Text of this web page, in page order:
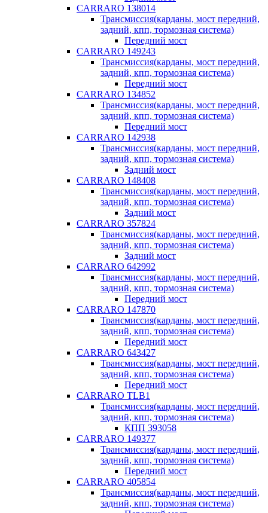
CARRARO 138014
Трансмиссия(карданы, мост передний,
задний, кпп, тормозная система)
Передний мост
CARRARO 149243
Трансмиссия(карданы, мост передний,
задний, кпп, тормозная система)
Передний мост
CARRARO 134852
Трансмиссия(карданы, мост передний,
задний, кпп, тормозная система)
Передний мост
CARRARO 142938
Трансмиссия(карданы, мост передний,
задний, кпп, тормозная система)
Задний мост
CARRARO 148408
Трансмиссия(карданы, мост передний,
задний, кпп, тормозная система)
Задний мост
CARRARO 357824
Трансмиссия(карданы, мост передний,
задний, кпп, тормозная система)
Задний мост
CARRARO 642992
Трансмиссия(карданы, мост передний,
задний, кпп, тормозная система)
Передний мост
CARRARO 147870
Трансмиссия(карданы, мост передний,
задний, кпп, тормозная система)
Передний мост
CARRARO 643427
Трансмиссия(карданы, мост передний,
задний, кпп, тормозная система)
Передний мост
CARRARO TLB1
Трансмиссия(карданы, мост передний,
задний, кпп, тормозная система)
КПП 393058
CARRARO 149377
Трансмиссия(карданы, мост передний,
задний, кпп, тормозная система)
Передний мост
CARRARO 405854
Трансмиссия(карданы, мост передний,
задний, кпп, тормозная система)